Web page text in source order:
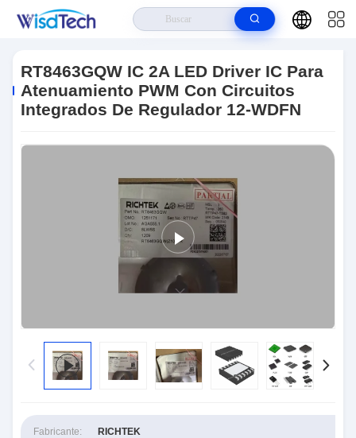
Driver IC Para Atenuamiento PWM Con Circuitos Integrados De Regulador
12-WDFN
RT8463GQW IC 2A LED Driver IC Para
Atenuamiento PWM Con Circuitos
Integrados De Regulador 12-WDFN
Fabricante: RICHTEK